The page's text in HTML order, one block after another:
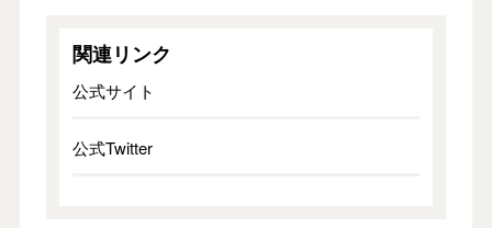
関連リンク
公式サイト
公式Twitter